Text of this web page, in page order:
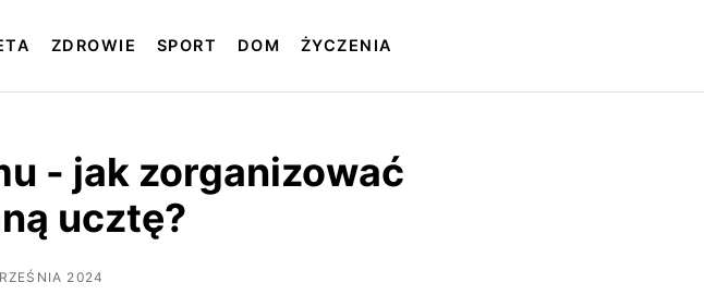
ZDROWIE SPORT DOM ŻYCZENIA
- jak zorganizować
ucztę?
2024